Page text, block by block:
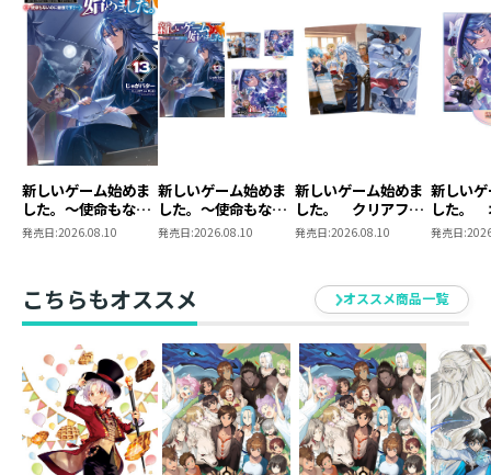
いろんなホムラさんをお楽しみいただけます。
新しいゲーム始めま
した。～使命もない
のに最強です？～13
発売日:2026.08.10
新しいゲーム始めま
した。～使命もない
のに最強です？～
発売日:2026.08.10
新しいゲーム始めま
した。 クリアファ
イルセット
発売日:2026.08.10
新しい
した。
クリル
発売日:
こちらもオススメ オススメ商品一覧